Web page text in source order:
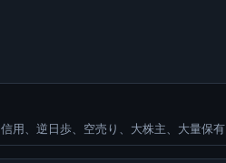
信用、逆日歩、空売り、大株主、大量保有